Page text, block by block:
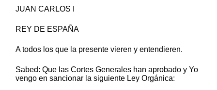
JUAN CARLOS I
REY DE ESPAÑA
A todos los que la presente vieren y entendieren.
Sabed: Que las Cortes Generales han aprobado y Yo
vengo en sancionar la siguiente Ley Orgánica: